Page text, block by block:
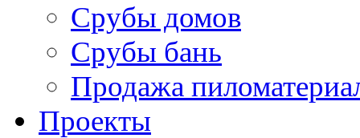
Срубы домов
Срубы бань
Продажа
Проекты